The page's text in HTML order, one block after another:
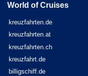
World of Cruises
kreuzfahrten.de
kreuzfahrten.at
kreuzfahrten.ch
kreuzfahrt.de
billigschiff.de